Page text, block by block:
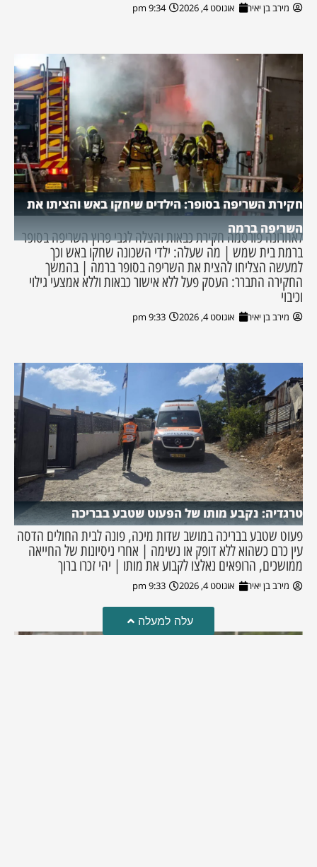
מירב בן יאיר אוגוסט 4, 2026 9:34 pm
חקירת השריפה בסופר: הילדים שיחקו באש והציתו את
השריפה ברמה
לאחרונה פורסמה חקירת כבאות והצלה לגבי פרוץ השריפה בסופר
ברמת בית שמש | מה שעלה: ילדי השכונה שחקו באש וכך
למעשה הצליחו להצית את השריפה בסופר ברמה | בהמשך
החקירה התברר: העסק פעל ללא אישור כבאות וללא אמצעי גילוי
וכיבוי
מירב בן יאיר אוגוסט 4, 2026 9:33 pm
טרגדיה: נקבע מותו של הפעוט שטבע בבריכה
פעוט שטבע בבריכה במושב שדות מיכה, פונה לבית החולים הדסה
עין כרם כשהוא ללא דופק או נשימה | אחרי ניסיונות של החייאה
ממושכים, הרופאים נאלצו לקבוע את מותו | יהי זכרו ברוך
מירב בן יאיר אוגוסט 4, 2026 9:33 pm
עלה למעלה